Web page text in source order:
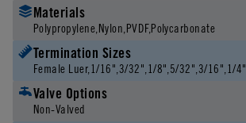
Materials
Polypropylene Nylon PVDF Polycarbonate
Termination Sizes
Female Luer 1/16" 3/32" 1/8" 5/32" 3/16" 1/4"
Valve Options
Non-Valved